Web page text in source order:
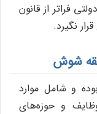
فراتر از قانون
نگیرد.
شوش
و شامل موارد
و حوزه‌های